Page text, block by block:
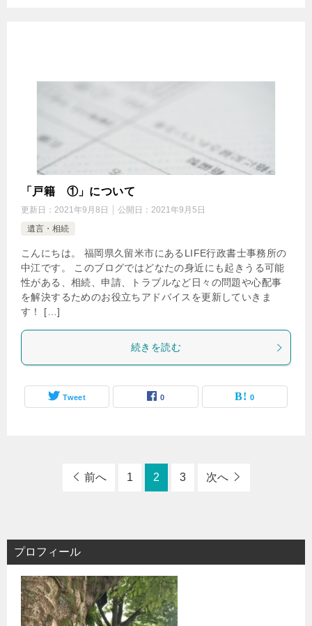
「戸籍 ①」について
更新日： 2021年9月8日 公開日： 2021年9月5日
遺言・相続
こんにちは。 福岡県久留米市にあるLIFE行政書士事務所の
中江です。 このブログではどなたの身近にも起きうる可能
性がある、相続、申請、トラブルなど日々の問題や心配事
を解決するためのお役立ちアドバイスを更新していきま
す！ […]
続きを読む
Tweet 0 0
前へ 1 2 3 次へ
プロフィール